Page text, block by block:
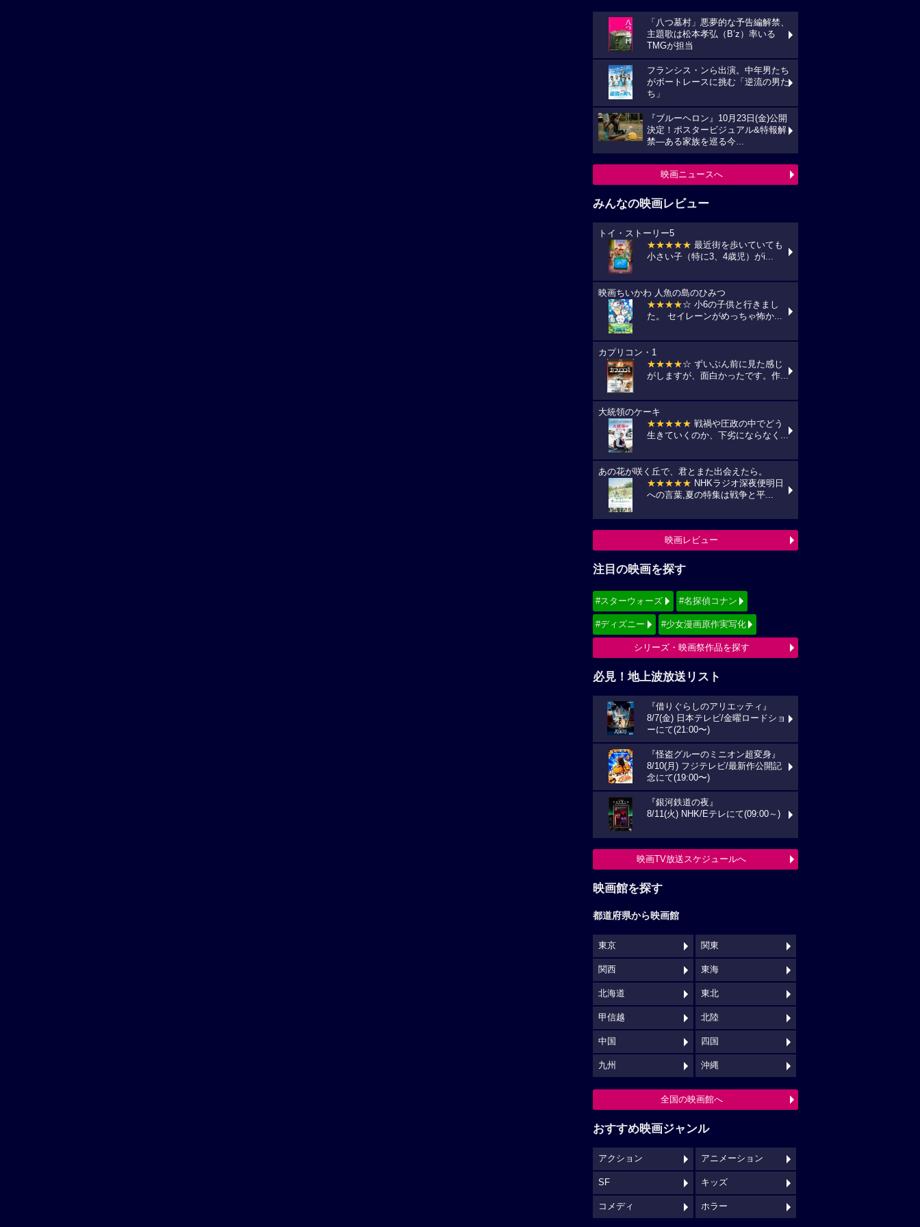
「八つ墓村」悪夢的な予告編解禁、
主題歌は松本孝弘（B’z）率いる
TMGが担当
フランシス・ンら出演。中年男たち
がボートレースに挑む「逆流の男た
ち」
『ブルーヘロン』10月23日(金)公開
決定！ポスタービジュアル&特報解
禁―ある家族を巡る今...
映画ニュースへ
みんなの映画レビュー
トイ・ストーリー5
★★★★★ 最近街を歩いていても
小さい子（特に3、4歳児）がi...
映画ちいかわ 人魚の島のひみつ
★★★★☆ 小6の子供と行きまし
た。 セイレーンがめっちゃ怖か...
カプリコン・1
★★★★☆ ずいぶん前に見た感じ
がしますが、面白かったです。作...
大統領のケーキ
★★★★★ 戦禍や圧政の中でどう
生きていくのか、下劣にならなく...
あの花が咲く丘で、君とまた出会えたら。
★★★★★ NHKラジオ深夜便明日
への言葉,夏の特集は戦争と平...
映画レビュー
注目の映画を探す
#スターウォーズ #名探偵コナン
#ディズニー #少女漫画原作実写化
シリーズ・映画祭作品を探す
必見！地上波放送リスト
『借りぐらしのアリエッティ』
8/7(金) 日本テレビ/金曜ロードショ
ーにて(21:00〜)
『怪盗グルーのミニオン超変身』
8/10(月) フジテレビ/最新作公開記
念にて(19:00〜)
『銀河鉄道の夜』
8/11(火) NHK/Eテレにて(09:00～)
映画TV放送スケジュールへ
映画館を探す
都道府県から映画館
東京 関東
関西 東海
北海道 東北
甲信越 北陸
中国 四国
九州 沖縄
全国の映画館へ
おすすめ映画ジャンル
アクション アニメーション
SF キッズ
コメディ ホラー